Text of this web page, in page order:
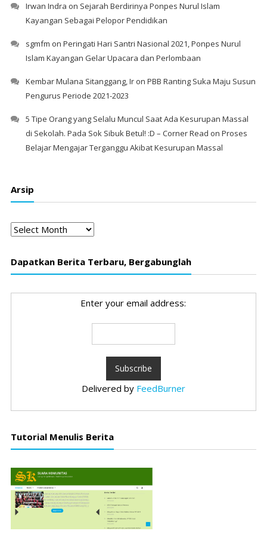
Irwan Indra on Sejarah Berdirinya Ponpes Nurul Islam
Kayangan Sebagai Pelopor Pendidikan
sgmfm on Peringati Hari Santri Nasional 2021, Ponpes Nurul
Islam Kayangan Gelar Upacara dan Perlombaan
Kembar Mulana Sitanggang, Iron PBB Ranting Suka Maju Susun
Pengurus Periode 2021-2023
5 Tipe Orang yang Selalu Muncul Saat Ada Kesurupan Massal
di Sekolah. Pada Sok Sibuk Betul! :D – Corner Read on Proses
Belajar Mengajar Terganggu Akibat Kesurupan Massal
Arsip
Arsip
Dapatkan Berita Terbaru, Bergabunglah
Enter your email address:
Delivered by FeedBurner
Tutorial Menulis Berita